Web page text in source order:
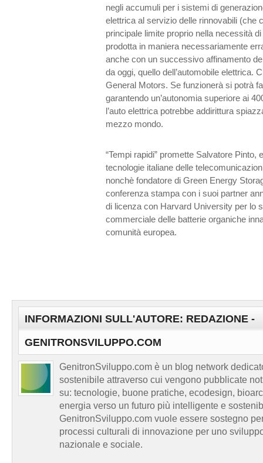
negli accumuli per i sistemi di
elettrica al servizio delle rinnovabili (che
principale limite proprio nella necessità
prodotta in maniera necessariamente
anche con un successivo affinamento
da oggi, quello dell’automobile elettrica.
General Motors. Se funzionerà si potrà
garantendo un’autonomia superiore ai
l’auto elettrica potrebbe addirittura
mezzo mondo.
“Tempi rapidi” promette Salvatore Pinto,
tecnologie italiane delle
nonchè fondatore di Green Energy
conferenza stampa con i suoi partner
di licenza con Harvard University per lo
commerciale delle batterie organiche
comunità europea.
INFORMAZIONI SULL'AUTORE: REDAZIONE -
GENITRONSVILUPPO.COM
GenitronSviluppo.com è un blog network
sostenibile attraverso cui vengono pubblicate
su: tecnologie, buone pratiche, ecodesign,
energia verso un futuro più intelligente e
GenitronSviluppo.com vuole essere sostegno
processi culturali di innovazione per uno
nazionale e sociale.